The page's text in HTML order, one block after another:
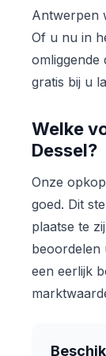
Antwerpen
Of u nu in
omliggende
gratis bij u
Welke
Dessel?
Onze
goed. Dit
plaatse te
beoordelen
een eerlijk